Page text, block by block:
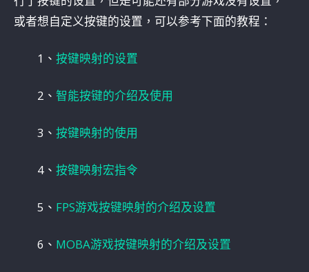
或者想自定义按键的设置，可以参考下面的教程：
1、 按键映射的设置
2、 智能按键的介绍及使用
3、 按键映射的使用
4、 按键映射宏指令
5、 FPS游戏按键映射的介绍及设置
6、 MOBA游戏按键映射的介绍及设置